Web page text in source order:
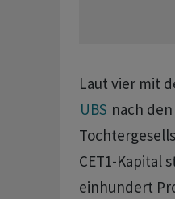
Laut vier mit
UBS nach
CET1-Kapital
einhundert